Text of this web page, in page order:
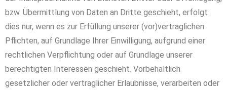
bzw. Übermittlung von Daten an Dritte geschieht, erfolgt
dies nur, wenn es zur Erfüllung unserer (vor)vertraglichen
Pflichten, auf Grundlage Ihrer Einwilligung, aufgrund einer
rechtlichen Verpflichtung oder auf Grundlage unserer
berechtigten Interessen geschieht. Vorbehaltlich
gesetzlicher oder vertraglicher Erlaubnisse, verarbeiten oder